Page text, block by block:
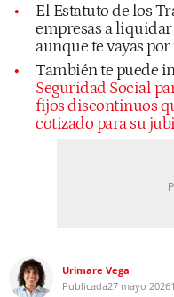
El Estatuto de los
empresas a
aunque te vayas
También te puede
Seguridad Social
fijos discontinuos
cotizado para su
Urimare Vega
Publicada27 mayo 2026